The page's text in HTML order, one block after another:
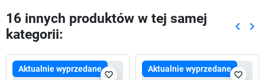
16 innych produktów w tej samej
kategorii:
keyboard_arrow_left keyboard_arrow_right
Aktualnie wyprzedane
favorite_border
Aktualnie wyprzedane
favorite_border